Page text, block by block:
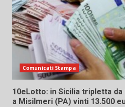
Comunicati Stampa
10eLotto: in Sicilia tripletta
a Misilmeri (PA) vinti 13.500